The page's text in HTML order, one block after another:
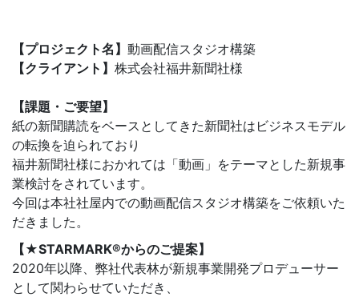
【プロジェクト名】 動画配信スタジオ構築
【クライアント】 株式会社福井新聞社様
【課題・ご要望】
紙の新聞購読をベースとしてきた新聞社はビジネスモデル
の転換を迫られており
福井新聞社様におかれては「動画」をテーマとした新規事
業検討をされています。
今回は本社社屋内での動画配信スタジオ構築をご依頼いた
だきました。
【★STARMARK®からのご提案】
2020年以降、弊社代表林が新規事業開発プロデューサー
として関わらせていただき、